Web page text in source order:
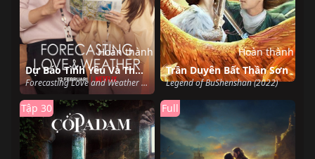
Dự Báo Tình Yêu Và Thời Tiết
Forecasting Love and Weather (2022)
Hoàn thành
Trần Duyên Bất Thần Sơn
Legend of BuShenshan (2022)
Hoàn thành
Tập 30 Full